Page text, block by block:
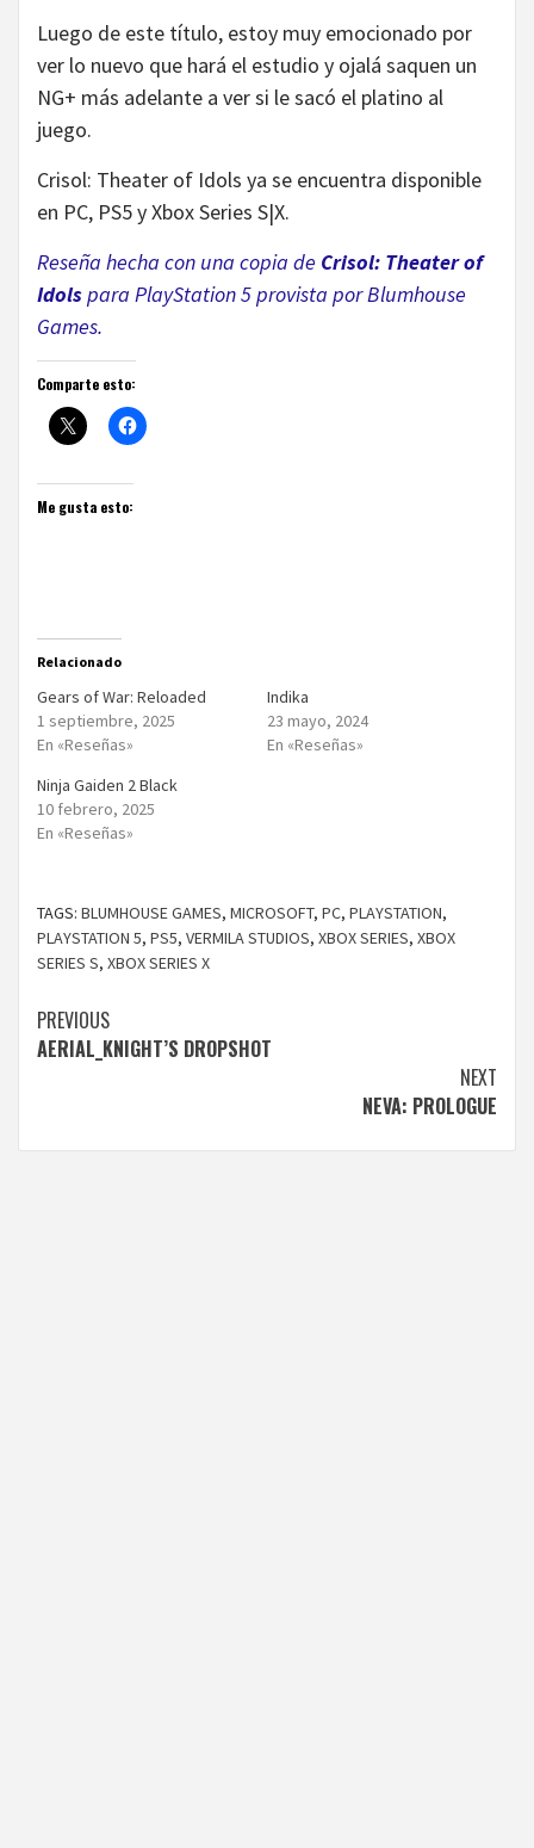
Luego de este título, estoy muy emocionado por
ver lo nuevo que hará el estudio y ojalá saquen un
NG+ más adelante a ver si le sacó el platino al
juego.
Crisol: Theater of Idols ya se encuentra disponible
en PC, PS5 y Xbox Series S|X.
Reseña hecha con una copia de Crisol: Theater of
Idolspara PlayStation 5 provista por Blumhouse
Games.
Comparte esto:
Me gusta esto:
Relacionado
Gears of War: Reloaded
1 septiembre, 2025
En «Reseñas»
Indika
23 mayo, 2024
En «Reseñas»
Ninja Gaiden 2 Black
10 febrero, 2025
En «Reseñas»
TAGS: BLUMHOUSE GAMES, MICROSOFT, PC, PLAYSTATION,
PLAYSTATION 5, PS5, VERMILA STUDIOS, XBOX SERIES, XBOX
SERIES S, XBOX SERIES X
Continue
Reading
PREVIOUS
AERIAL_KNIGHT’S DROPSHOT
NEXT
NEVA: PROLOGUE